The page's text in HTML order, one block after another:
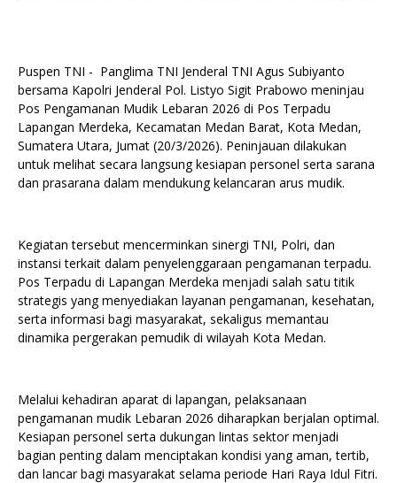
Puspen TNI - Panglima TNI Jenderal TNI Agus Subiyanto
bersama Kapolri Jenderal Pol. Listyo Sigit Prabowo meninjau
Pos Pengamanan Mudik Lebaran 2026 di Pos Terpadu
Lapangan Merdeka, Kecamatan Medan Barat, Kota Medan,
Sumatera Utara, Jumat (20/3/2026). Peninjauan dilakukan
untuk melihat secara langsung kesiapan personel serta sarana
dan prasarana dalam mendukung kelancaran arus mudik.
Kegiatan tersebut mencerminkan sinergi TNI, Polri, dan
instansi terkait dalam penyelenggaraan pengamanan terpadu.
Pos Terpadu di Lapangan Merdeka menjadi salah satu titik
strategis yang menyediakan layanan pengamanan, kesehatan,
serta informasi bagi masyarakat, sekaligus memantau
dinamika pergerakan pemudik di wilayah Kota Medan.
Melalui kehadiran aparat di lapangan, pelaksanaan
pengamanan mudik Lebaran 2026 diharapkan berjalan optimal.
Kesiapan personel serta dukungan lintas sektor menjadi
bagian penting dalam menciptakan kondisi yang aman, tertib,
dan lancar bagi masyarakat selama periode Hari Raya Idul Fitri.